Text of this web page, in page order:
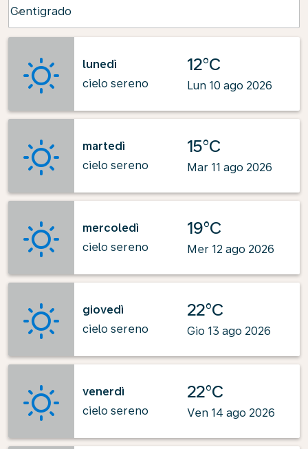
Centigrado
keyboard_arrow_down
lunedì
cielo sereno
12°C
Lun 10 ago 2026
martedì
cielo sereno
15°C
Mar 11 ago 2026
mercoledì
cielo sereno
19°C
Mer 12 ago 2026
giovedì
cielo sereno
22°C
Gio 13 ago 2026
venerdì
cielo sereno
22°C
Ven 14 ago 2026